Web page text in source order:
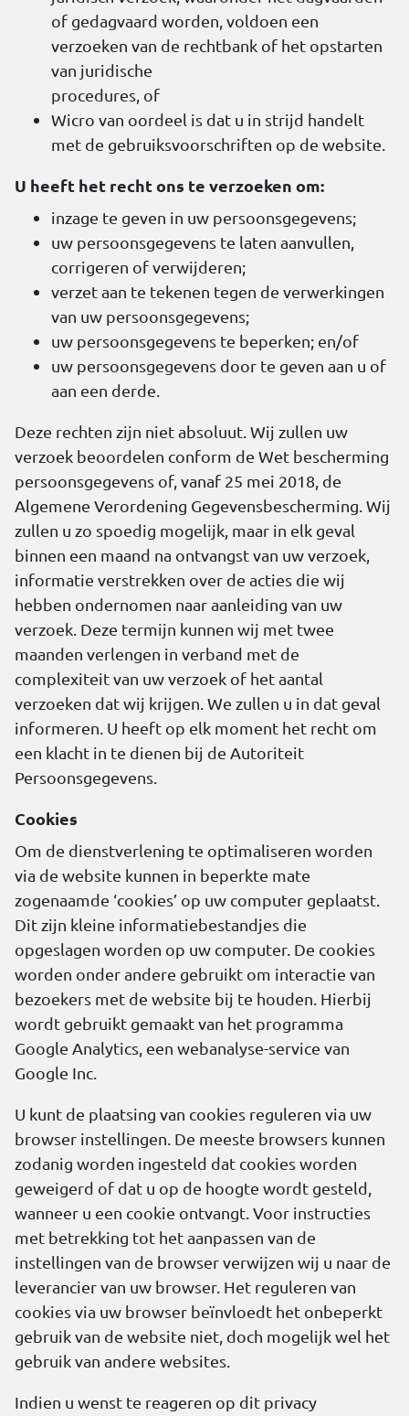
of gedagvaard worden, voldoen een
verzoeken van de rechtbank of het opstarten
van juridische
procedures, of
Wicro van oordeel is dat u in strijd handelt
met de gebruiksvoorschriften op de website.
U heeft het recht ons te verzoeken om:
inzage te geven in uw persoonsgegevens;
uw persoonsgegevens te laten aanvullen,
corrigeren of verwijderen;
verzet aan te tekenen tegen de verwerkingen
van uw persoonsgegevens;
uw persoonsgegevens te beperken; en/of
uw persoonsgegevens door te geven aan u of
aan een derde.
Deze rechten zijn niet absoluut. Wij zullen uw
verzoek beoordelen conform de Wet bescherming
persoonsgegevens of, vanaf 25 mei 2018, de
Algemene Verordening Gegevensbescherming. Wij
zullen u zo spoedig mogelijk, maar in elk geval
binnen een maand na ontvangst van uw verzoek,
informatie verstrekken over de acties die wij
hebben ondernomen naar aanleiding van uw
verzoek. Deze termijn kunnen wij met twee
maanden verlengen in verband met de
complexiteit van uw verzoek of het aantal
verzoeken dat wij krijgen. We zullen u in dat geval
informeren. U heeft op elk moment het recht om
een klacht in te dienen bij de Autoriteit
Persoonsgegevens.
Cookies
Om de dienstverlening te optimaliseren worden
via de website kunnen in beperkte mate
zogenaamde ‘cookies’ op uw computer geplaatst.
Dit zijn kleine informatiebestandjes die
opgeslagen worden op uw computer. De cookies
worden onder andere gebruikt om interactie van
bezoekers met de website bij te houden. Hierbij
wordt gebruikt gemaakt van het programma
Google Analytics, een webanalyse-service van
Google Inc.
U kunt de plaatsing van cookies reguleren via uw
browser instellingen. De meeste browsers kunnen
zodanig worden ingesteld dat cookies worden
geweigerd of dat u op de hoogte wordt gesteld,
wanneer u een cookie ontvangt. Voor instructies
met betrekking tot het aanpassen van de
instellingen van de browser verwijzen wij u naar de
leverancier van uw browser. Het reguleren van
cookies via uw browser beïnvloedt het onbeperkt
gebruik van de website niet, doch mogelijk wel het
gebruik van andere websites.
Indien u wenst te reageren op dit privacy